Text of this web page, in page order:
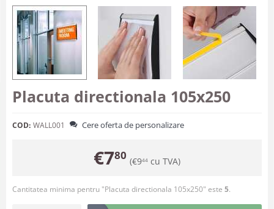
Placuta directionala 105x250
COD: WALL001 Cere oferta de personalizare
€780 (€944 cu TVA)
Cantitatea minima pentru "Placuta directionala 105x250" este 5.